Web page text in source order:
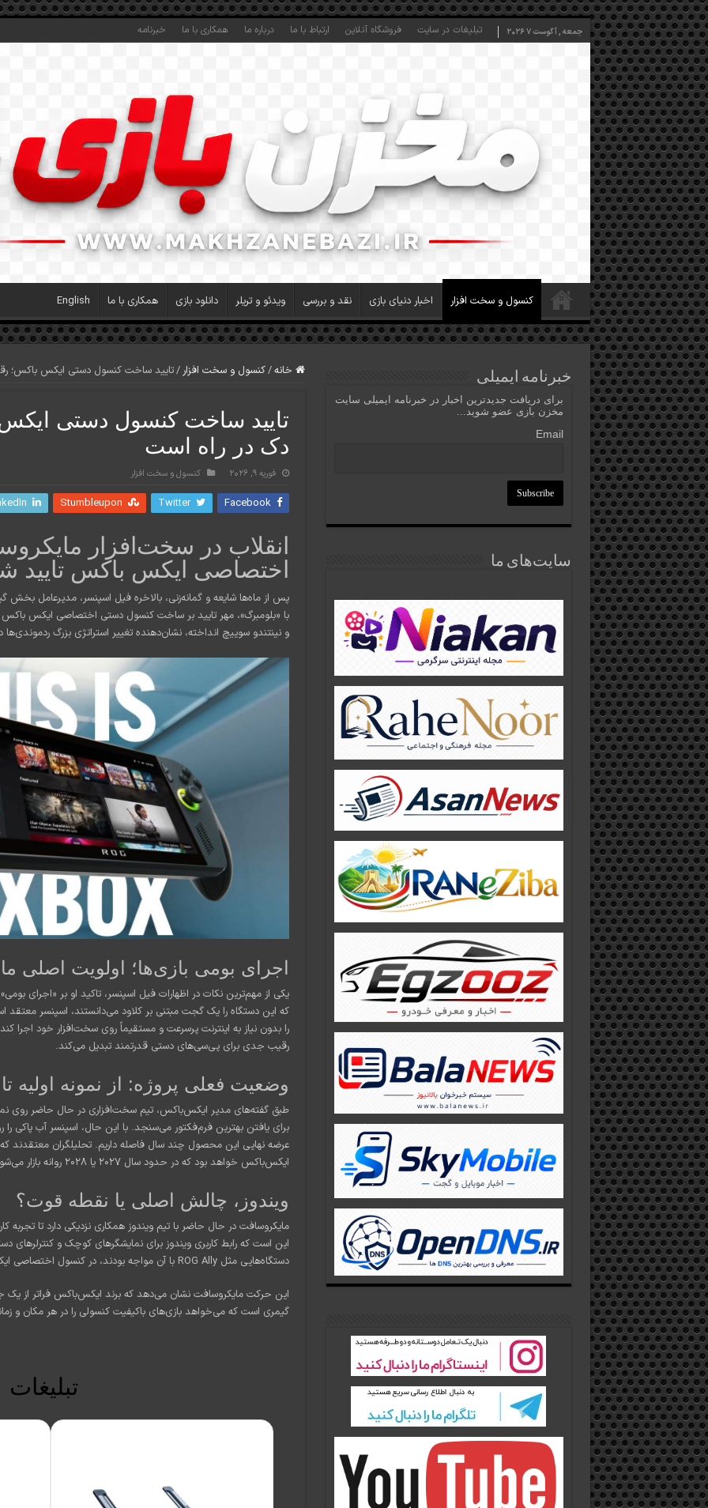
جمعه , آگوست 7 2026 تبلیغات در سایت فروشگاه آنلاین ارتباط با ما درباره ما همکاری با ما خبرنامه
کنسول و سخت افزار اخبار دنیای بازی نقد و بررسی ویدئو و تریلر دانلود بازی همکاری با ما English
خانه/کنسول و سخت افزار/تایید ساخت کنسول دستی ایکس باکس؛
تایید ساخت کنسول دستی
دک در راه است
فوریه 9, 2026 کنسول و سخت افزار
Facebook
Twitter
Stumbleupon
انقلاب در سخت‌افزار
اختصاصی ایکس باکس تایید
پس از ماه‌ها شایعه و گمانه‌زنی، بالاخره فیل اسپنسر، مدیرعامل
با «بلومبرگ»، مهر تایید بر ساخت کنسول دستی اختصاصی ایکس باکس
و نینتندو سوییچ انداخته، نشان‌دهنده تغییر استراتژی بزرگ ردموندی‌ها
اجرای بومی بازی‌ها؛ اولویت اصلی
که این دستگاه را یک گجت مبتنی بر کلاود می‌دانستند، اسپنسر
را بدون نیاز به اینترنت پرسرعت و مستقیماً روی سخت‌افزار خود اجرا
رقیب جدی برای پی‌سی‌های دستی قدرتمند تبدیل می‌کند.
وضعیت فعلی پروژه: از نمونه اولیه
برای یافتن بهترین فرم‌فکتور می‌سنجد. با این حال، اسپنسر آب پاکی را
عرضه نهایی این محصول چند سال فاصله داریم. تحلیلگران معتقدند
ایکس‌باکس خواهد بود که در حدود سال ۲۰۲۷ یا ۲۰۲۸ روانه بازار می‌شود.
ویندوز، چالش اصلی یا نقطه قوت؟
مایکروسافت در حال حاضر با تیم ویندوز همکاری نزدیکی دارد تا
این است که رابط کاربری ویندوز برای نمایشگرهای کوچک و کنترلرهای
دستگاه‌هایی مثل ROG Ally با آن مواجه بودند، در کنسول اختصاصی ایکس‌باکس تکرار نشود.
این حرکت مایکروسافت نشان می‌دهد که برند ایکس‌باکس فراتر از یک
گیمری است که می‌خواهد بازی‌های باکیفیت کنسولی را در هر مکان و
تبلیغات
خبرنامه ایمیلی
برای دریافت جدیدترین اخبار در خبرنامه ایمیلی سایت
مخزن بازی عضو شوید...
Email
سایت‌های ما